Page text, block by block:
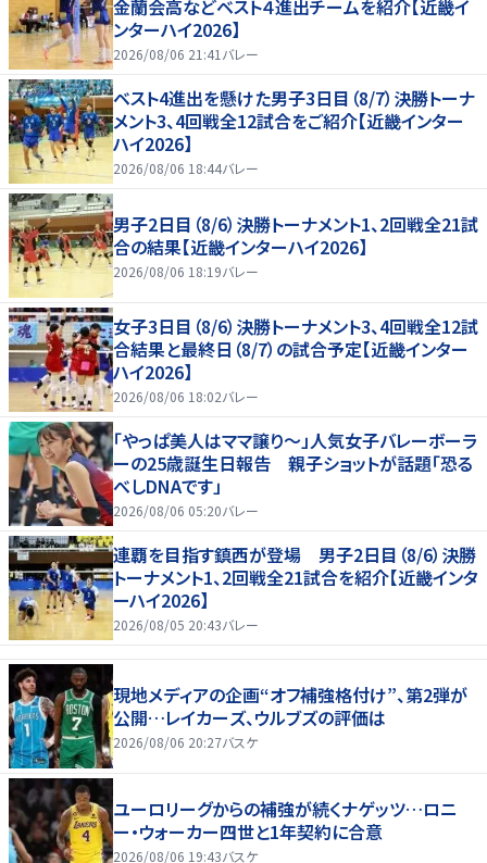
金蘭会高などベスト４進出チームを紹介【近畿イ
ンターハイ2026】
2026/08/06 21:41 バレー
ベスト4進出を懸けた男子3日目（8/7）決勝トーナ
メント3、4回戦全12試合をご紹介【近畿インター
ハイ2026】
2026/08/06 18:44バレー
男子2日目（8/6）決勝トーナメント1、2回戦全21試
合の結果【近畿インターハイ2026】
2026/08/06 18:19バレー
女子3日目（8/6）決勝トーナメント3、4回戦全12試
合結果と最終日（8/7）の試合予定【近畿インター
ハイ2026】
2026/08/06 18:02バレー
「やっぱ美人はママ譲り～」人気女子バレーボーラ
ーの25歳誕生日報告 親子ショットが話題「恐る
べしDNAです」
2026/08/06 05:20バレー
連覇を目指す鎮西が登場 男子2日目（8/6）決勝
トーナメント1、2回戦全21試合を紹介【近畿インタ
ーハイ2026】
2026/08/05 20:43バレー
現地メディアの企画“オフ補強格付け”、第2弾が
公開…レイカーズ、ウルブズの評価は
2026/08/06 20:27バスケ
ユーロリーグからの補強が続くナゲッツ…ロニ
ー・ウォーカー四世と1年契約に合意
2026/08/06 19:43バスケ